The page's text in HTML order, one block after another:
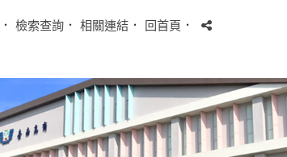
． 檢索查詢 ． 相關連結 ． 回首頁 ．